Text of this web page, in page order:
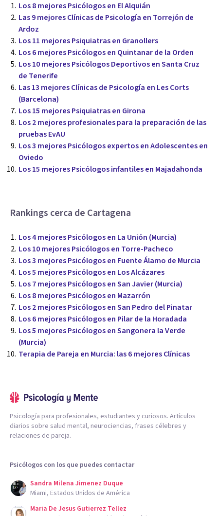
Los 8 mejores Psicólogos en El Alquián
Las 9 mejores Clínicas de Psicología en Torrejón de
Ardoz
Los 11 mejores Psiquiatras en Granollers
Los 6 mejores Psicólogos en Quintanar de la Orden
Los 10 mejores Psicólogos Deportivos en Santa Cruz
de Tenerife
Las 13 mejores Clínicas de Psicología en Les Corts
(Barcelona)
Los 15 mejores Psiquiatras en Girona
Los 2 mejores profesionales para la preparación de las
pruebas EvAU
Los 3 mejores Psicólogos expertos en Adolescentes en
Oviedo
Los 15 mejores Psicólogos infantiles en Majadahonda
Rankings cerca de Cartagena
Los 4 mejores Psicólogos en La Unión (Murcia)
Los 10 mejores Psicólogos en Torre-Pacheco
Los 3 mejores Psicólogos en Fuente Álamo de Murcia
Los 5 mejores Psicólogos en Los Alcázares
Los 7 mejores Psicólogos en San Javier (Murcia)
Los 8 mejores Psicólogos en Mazarrón
Los 2 mejores Psicólogos en San Pedro del Pinatar
Los 6 mejores Psicólogos en Pilar de la Horadada
Los 5 mejores Psicólogos en Sangonera la Verde
(Murcia)
Terapia de Pareja en Murcia: las 6 mejores Clínicas
Psicología para profesionales, estudiantes y curiosos. Artículos
diarios sobre salud mental, neurociencias, frases célebres y
relaciones de pareja.
Psicólogos con los que puedes contactar
Sandra Milena Jimenez Duque
Miami, Estados Unidos de América
Maria De Jesus Gutierrez Tellez